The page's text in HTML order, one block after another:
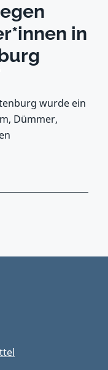
in
wurde ein
Dümmer,